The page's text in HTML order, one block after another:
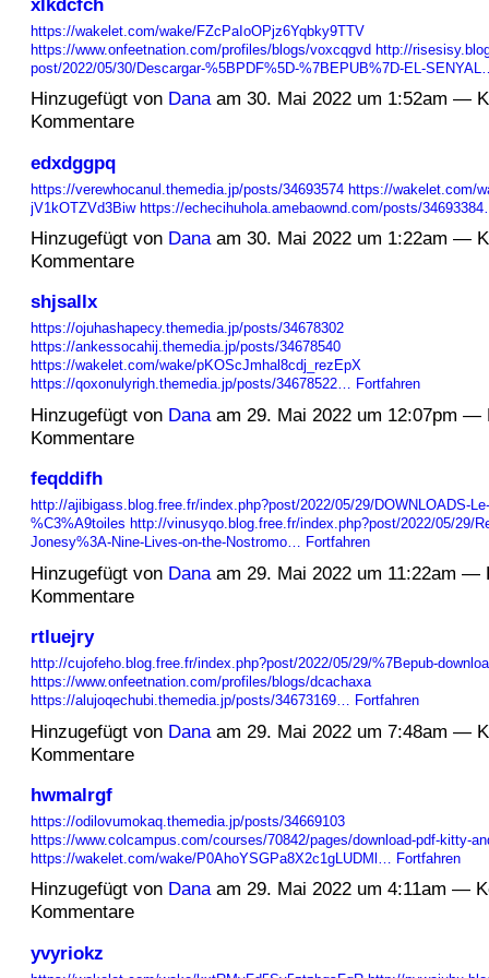
https://wakelet.com/wake/FZcPaIoOPjz6Yqbky9TTV
https://www.onfeetnation.com/profiles/blogs/voxcqgvd http://
post/2022/05/30/Descargar-%5BPDF%5D-%7BEPUB%7D-EL-
Hinzugefügt von Danaam 30. Mai 2022 um 1:52am —
Kommentare
edxdggpq
https://verewhocanul.themedia.jp/posts/34693574 https://wakelet.com/
jV1kOTZVd3Biw https://echecihuhola.amebaownd.com/posts/
Hinzugefügt von Danaam 30. Mai 2022 um 1:22am —
Kommentare
shjsallx
https://ojuhashapecy.themedia.jp/posts/34678302
https://ankessocahij.themedia.jp/posts/34678540
https://wakelet.com/wake/pKOScJmhal8cdj_rezEpX
https://qoxonulyrigh.themedia.jp/posts/34678522… Fortfahren
Hinzugefügt von Danaam 29. Mai 2022 um 12:07pm —
Kommentare
feqddifh
http://ajibigass.blog.free.fr/index.php?post/2022/05/29/DOWNLOADS-
%C3%A9toiles http://vinusyqo.blog.free.fr/index.php?post/2022/05/29/
Jonesy%3A-Nine-Lives-on-the-Nostromo… Fortfahren
Hinzugefügt von Danaam 29. Mai 2022 um 11:22am —
Kommentare
rtluejry
http://cujofeho.blog.free.fr/index.php?post/2022/05/29/%7Bepub-
https://www.onfeetnation.com/profiles/blogs/dcachaxa
https://alujoqechubi.themedia.jp/posts/34673169… Fortfahren
Hinzugefügt von Danaam 29. Mai 2022 um 7:48am —
Kommentare
hwmalrgf
https://odilovumokaq.themedia.jp/posts/34669103
https://www.colcampus.com/courses/70842/pages/download-pdf-kitty-
https://wakelet.com/wake/P0AhoYSGPa8X2c1gLUDMl… Fortfahren
Hinzugefügt von Danaam 29. Mai 2022 um 4:11am —
Kommentare
yvyriokz